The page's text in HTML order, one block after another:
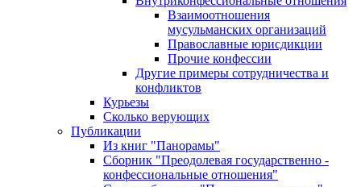
Взаимоотношения
мусульманских организаций
Православные юрисдикции
Прочие конфессии
Другие примеры сотрудничества и
конфликтов
Курьезы
Сколько верующих
Публикации
Из книг "Панорамы"
Сборник "Преодолевая государственно -
конфессиональные отношения"